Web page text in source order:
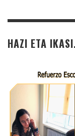
HAZI ETA